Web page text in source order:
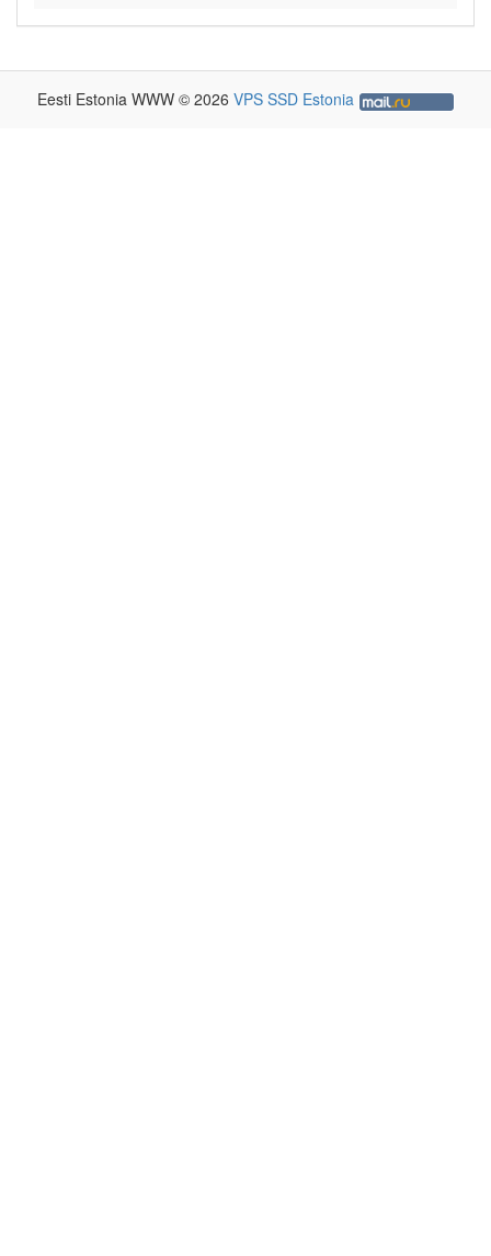
Eesti Estonia WWW © 2026 VPS SSD Estonia